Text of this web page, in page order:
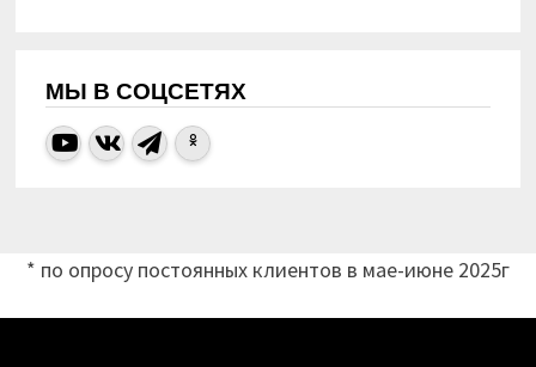
МЫ В СОЦСЕТЯХ
* по опросу постоянных клиентов в мае-июне 2025г